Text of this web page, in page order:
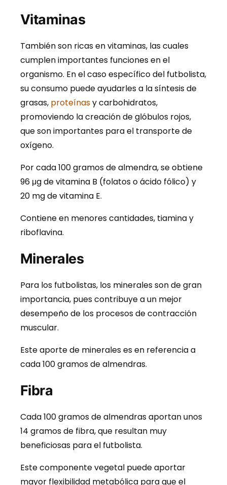
Vitaminas
También son ricas en vitaminas, las cuales
cumplen importantes funciones en el
organismo. En el caso específico del futbolista,
su consumo puede ayudarles a la síntesis de
grasas, proteínasy carbohidratos,
promoviendo la creación de glóbulos rojos,
que son importantes para el transporte de
oxígeno.
Por cada 100 gramos de almendra, se obtiene
96 μg de vitamina B (folatos o ácido fólico) y
20 mg de vitamina E.
Contiene en menores cantidades, tiamina y
riboflavina.
Minerales
Para los futbolistas, los minerales son de gran
importancia, pues contribuye a un mejor
desempeño de los procesos de contracción
muscular.
Este aporte de minerales es en referencia a
cada 100 gramos de almendras.
Fibra
Cada 100 gramos de almendras aportan unos
14 gramos de fibra, que resultan muy
beneficiosas para el futbolista.
Este componente vegetal puede aportar
mayor flexibilidad metabólica para que el